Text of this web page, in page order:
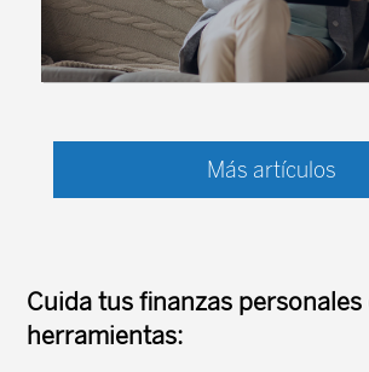
Mercedes Ayuso apunta que los
ajuste automático consisten en una
que ayudan a que los sistemas de
Más artículos
Cuida tus finanzas
herramientas: